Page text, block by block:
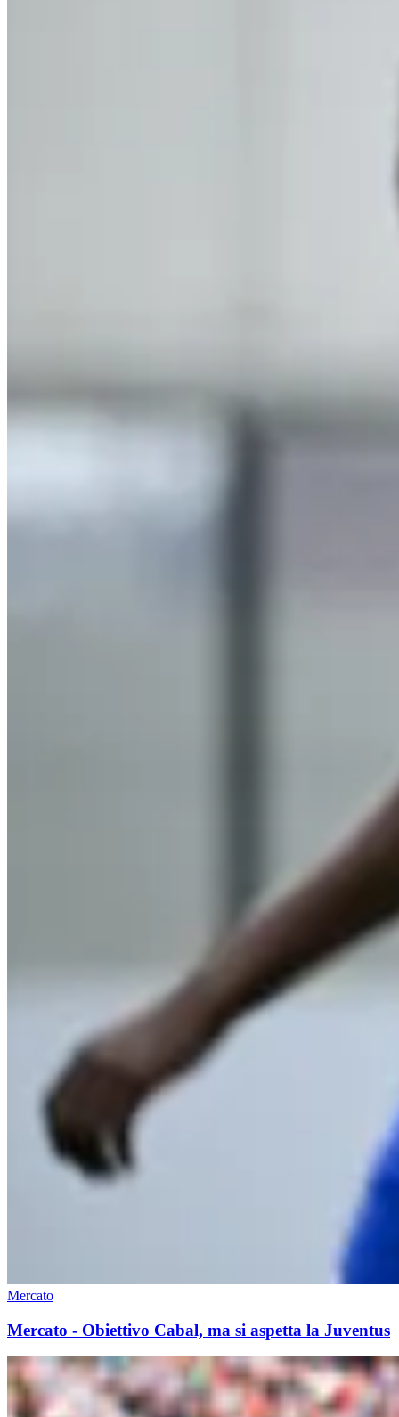
Mercato
Mercato - Obiettivo Cabal, ma si aspetta la Juventus